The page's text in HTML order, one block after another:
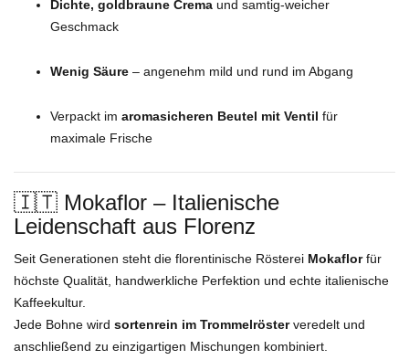
Dichte, goldbraune Crema und samtig-weicher
Geschmack
Wenig Säure – angenehm mild und rund im Abgang
Verpackt im aromasicheren Beutel mit Ventil für
maximale Frische
🇮🇹 Mokaflor – Italienische
Leidenschaft aus Florenz
Seit Generationen steht die florentinische Rösterei Mokaflorfür
höchste Qualität, handwerkliche Perfektion und echte italienische
Kaffeekultur.
Jede Bohne wird sortenrein im Trommelrösterveredelt und
anschließend zu einzigartigen Mischungen kombiniert.